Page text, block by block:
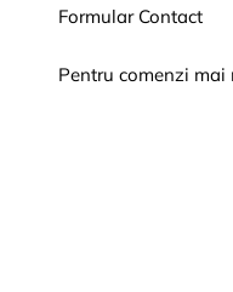
Formular Contact
Pentru comenzi mai